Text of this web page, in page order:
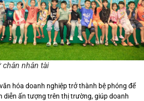
chân nhân tài
hóa doanh nghiệp trở thành bệ phóng để
diễn ấn tượng trên thị trường, giúp doanh